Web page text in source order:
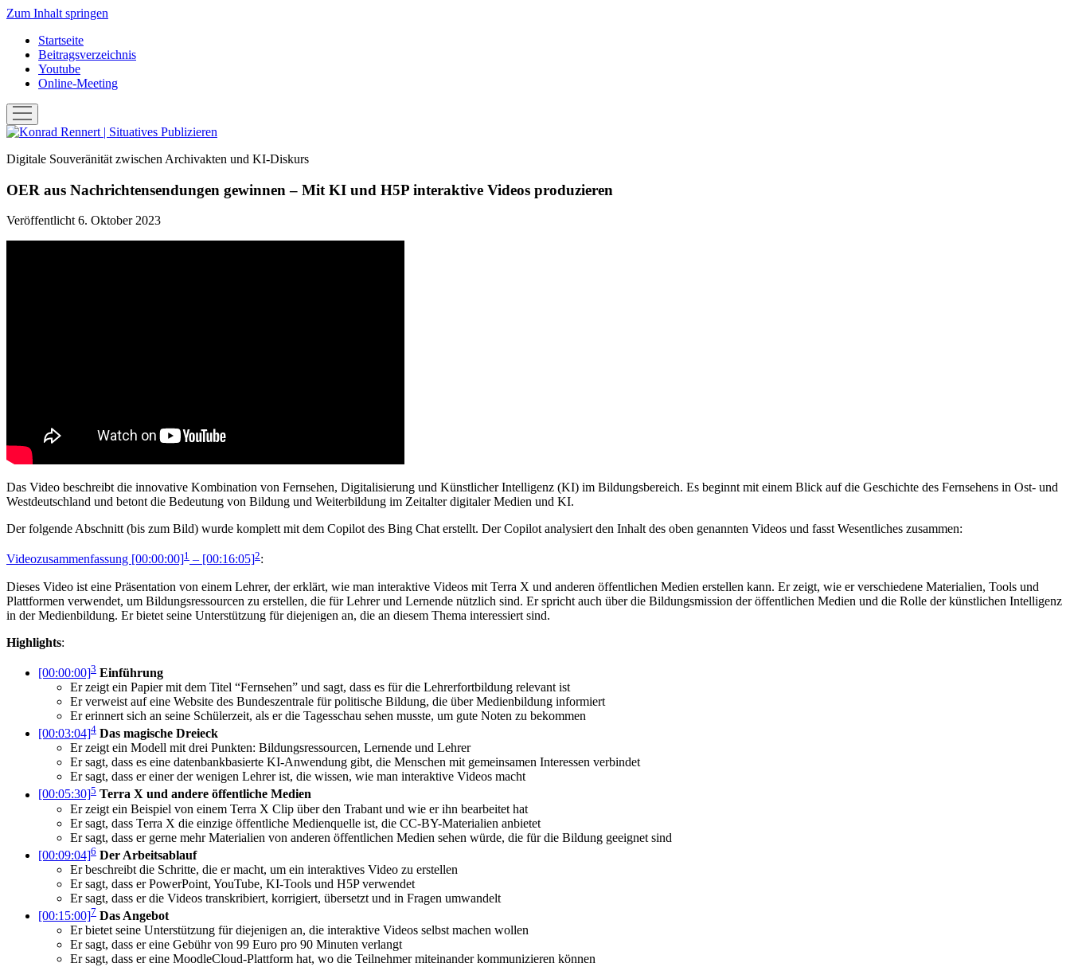
Zum Inhalt springen
Startseite
Beitragsverzeichnis
Youtube
Online-Meeting
Menü
öffnen
Konrad
|
Publizieren
Digitale Souveränität zwischen Archivakten und KI-Diskurs
OER aus Nachrichtensendungen gewinnen – Mit KI und H5P interaktive Videos produzieren
Veröffentlicht 6. Oktober 2023
Das Video beschreibt die innovative Kombination von Fernsehen, Digitalisierung und Künstlicher Intelligenz (KI) im Bildungsbereich. Es beginnt mit einem Blick auf die Geschichte des Fernsehens in Ost- und
Westdeutschland und betont die Bedeutung von Bildung und Weiterbildung im Zeitalter digitaler Medien und KI.
Der folgende Abschnitt (bis zum Bild) wurde komplett mit dem Copilot des Bing Chat erstellt. Der Copilot analysiert den Inhalt des oben genannten Videos und fasst Wesentliches zusammen:
Videozusammenfassung [00:00:00] 1 – [00:16:05]2:
Dieses Video ist eine Präsentation von einem Lehrer, der erklärt, wie man interaktive Videos mit Terra X und anderen öffentlichen Medien erstellen kann. Er zeigt, wie er verschiedene Materialien, Tools und
Plattformen verwendet, um Bildungsressourcen zu erstellen, die für Lehrer und Lernende nützlich sind. Er spricht auch über die Bildungsmission der öffentlichen Medien und die Rolle der künstlichen Intelligenz
in der Medienbildung. Er bietet seine Unterstützung für diejenigen an, die an diesem Thema interessiert sind.
Highlights:
[00:00:00]3 Einführung
Er zeigt ein Papier mit dem Titel “Fernsehen” und sagt, dass es für die Lehrerfortbildung relevant ist
Er verweist auf eine Website des Bundeszentrale für politische Bildung, die über Medienbildung informiert
Er erinnert sich an seine Schülerzeit, als er die Tagesschau sehen musste, um gute Noten zu bekommen
[00:03:04]4 Das magische Dreieck
Er zeigt ein Modell mit drei Punkten: Bildungsressourcen, Lernende und Lehrer
Er sagt, dass es eine datenbankbasierte KI-Anwendung gibt, die Menschen mit gemeinsamen Interessen verbindet
Er sagt, dass er einer der wenigen Lehrer ist, die wissen, wie man interaktive Videos macht
[00:05:30]5 Terra X und andere öffentliche Medien
Er zeigt ein Beispiel von einem Terra X Clip über den Trabant und wie er ihn bearbeitet hat
Er sagt, dass Terra X die einzige öffentliche Medienquelle ist, die CC-BY-Materialien anbietet
Er sagt, dass er gerne mehr Materialien von anderen öffentlichen Medien sehen würde, die für die Bildung geeignet sind
[00:09:04]6 Der Arbeitsablauf
Er beschreibt die Schritte, die er macht, um ein interaktives Video zu erstellen
Er sagt, dass er PowerPoint, YouTube, KI-Tools und H5P verwendet
Er sagt, dass er die Videos transkribiert, korrigiert, übersetzt und in Fragen umwandelt
[00:15:00]7 Das Angebot
Er bietet seine Unterstützung für diejenigen an, die interaktive Videos selbst machen wollen
Er sagt, dass er eine Gebühr von 99 Euro pro 90 Minuten verlangt
Er sagt, dass er eine MoodleCloud-Plattform hat, wo die Teilnehmer miteinander kommunizieren können